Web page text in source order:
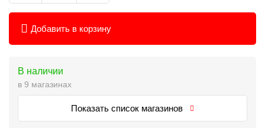
Добавить в корзину
В наличии
в 9 магазинах
Показать список магазинов